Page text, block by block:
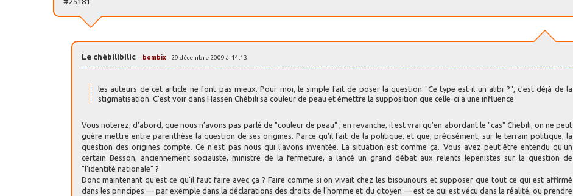
Le chébilibilic - bombix - 29 décembre 2009 à 14:13
les auteurs de cet article ne font pas mieux. Pour moi, le simple fait de poser la question "Ce type est-il un alibi ?", c’est déjà de la
stigmatisation. C’est voir dans Hassen Chébili sa couleur de peau et émettre la supposition que celle-ci a une influence
Vous noterez, d’abord, que nous n’avons pas parlé de "couleur de peau" ; en revanche, il est vrai qu’en abordant le "cas" Chebili, on ne peut
guère mettre entre parenthèse la question de ses origines. Parce qu’il fait de la politique, et que, précisément, sur le terrain politique, la
question des origines compte. Ce n’est pas nous qui l’avons inventée. La situation est comme ça. Vous avez peut-être entendu qu’un
certain Besson, anciennement socialiste, ministre de la fermeture, a lancé un grand débat aux relents lepenistes sur la question de
"l’identité nationale" ?
Donc maintenant qu’est-ce qu’il faut faire avec ça ? Faire comme si on vivait chez les bisounours et supposer que tout ce qui est affirmé
dans les principes — par exemple dans la déclarations des droits de l’homme et du citoyen — est ce qui est vécu dans la réalité, ou prendre